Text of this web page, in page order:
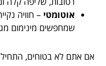
אוטומטי – חוויה
שמחפשים מינימום
אם אתם לא בטוחים,